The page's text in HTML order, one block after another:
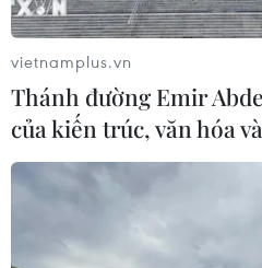
Vietnam Grand Prix
vietnamplus.vn
Thánh đường Emir
của kiến trúc, văn hóa